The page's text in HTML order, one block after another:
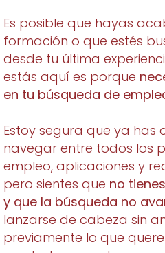
Es posible que hayas
formación o que estés
desde tu última
estás aquí es porque
en tu búsqueda de
Estoy segura que ya has
navegar entre todos los
empleo, aplicaciones y
pero sientes que no
y que la búsqueda no
lanzarse de cabeza sin
previamente lo que